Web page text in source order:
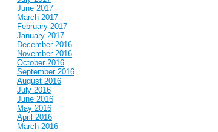
June 2017
March 2017
February 2017
January 2017
December 2016
November 2016
October 2016
September 2016
August 2016
July 2016
June 2016
May 2016
April 2016
March 2016